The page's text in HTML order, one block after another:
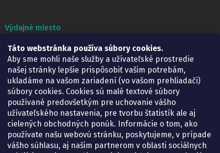
Táto webstránka používa súbory cookies.
Aby sme mohli naše služby a užívateľské prostredie
našej stránky lepšie prispôsobiť vašim potrebám,
ukladáme na vašom zariadení (vo vašom prehliadači)
súbory cookies. Cookies sú malé textové súbory
používané predovšetkým pre uchovanie vášho
užívateľského nastavenia, pre tvorbu štatistík ale aj
cielených obchodných ponúk. Informácie o tom, ako
používate našu webovú stránku, poskytujeme, v prípade
vášho súhlasu, aj našim partnerom v oblasti sociálnych
Výdajné miesto
Lekáreň ADONAI
Košice – Smetanova 2
Pondelok:
07.30 – 15.30 h.
Utorok:
07.30 – 16.00 h.
Streda:
07.30 – 16.00 h.
Štvrtok:
07.30 – 15.30 h.
Piatok:
07.30 – 15.30 h.
KONTAKT
eshop@lekarenadonai.sk